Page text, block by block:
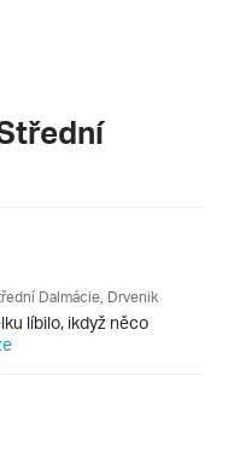
Dalmácie, Drvenik
líbilo, ikdyž něco